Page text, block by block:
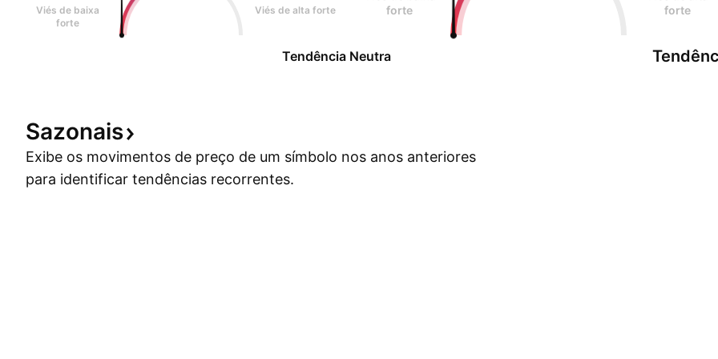
Viés de baixa
forte
Viés de alta forte
Tendência Neutra
forte
forte
Sazonais
Exibe os movimentos de preço de um símbolo nos anos anteriores
para identificar tendências recorrentes.